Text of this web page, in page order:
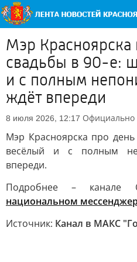
Мэр Красноярска
свадьбы в 90-е:
и с полным
ждёт впереди
8 июля 2026, 12:17 Официально
Мэр Красноярска про
весёлый и с полным
впереди.
Подробнее – канале
национальном
Источник: Канал в МАКС